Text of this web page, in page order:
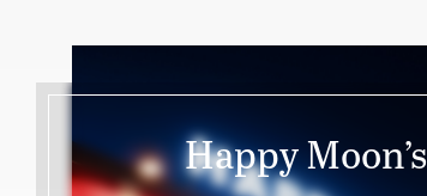
Happy Moon’s